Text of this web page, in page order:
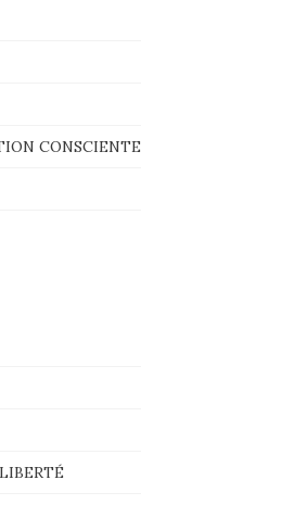
CONSCIENTE